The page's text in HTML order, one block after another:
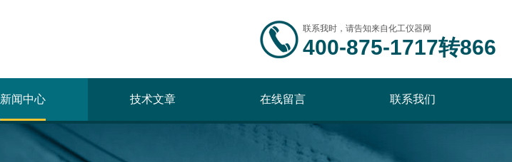
联系我时，请告知来自化工仪器网
400-875-1717转866
新闻中心 技术文章 在线留言 联系我们